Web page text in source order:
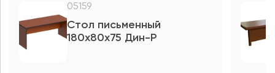
05159
Стол письменный
180x80x75 Дин-Р